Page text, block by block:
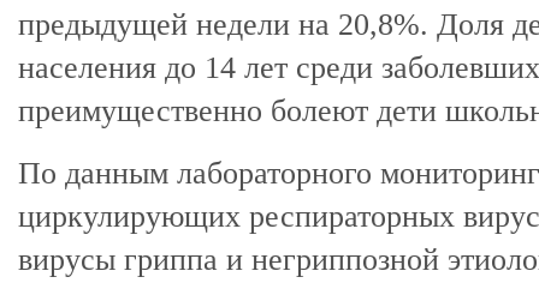
предыдущей недели на 20,8%. Доля
населения до 14 лет среди
преимущественно болеют дети
По данным лабораторного
циркулирующих респираторных
вирусы гриппа и негриппозной